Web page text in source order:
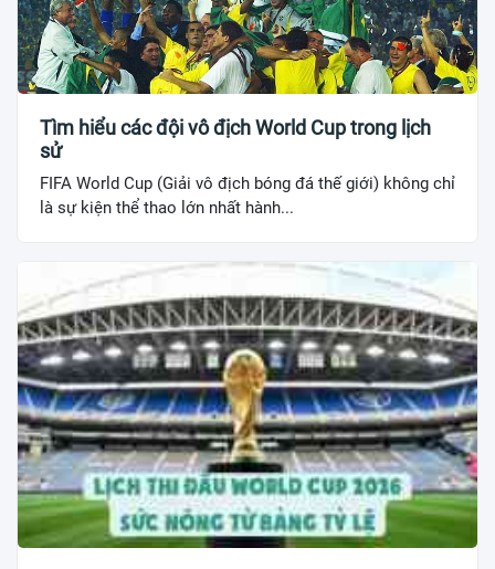
Tìm hiểu các đội vô địch World Cup trong lịch
sử
FIFA World Cup (Giải vô địch bóng đá thế giới) không chỉ
là sự kiện thể thao lớn nhất hành...